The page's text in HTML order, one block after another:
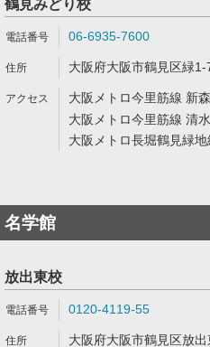
鶴見みどり校
06-6935-7600
大阪府大阪市鶴見区緑1-
大阪メトロ今里筋線 新
大阪メトロ今里筋線 清
大阪メトロ長堀鶴見緑
名学館
放出東校
0120-4119-55
大阪府大阪市鶴見区放